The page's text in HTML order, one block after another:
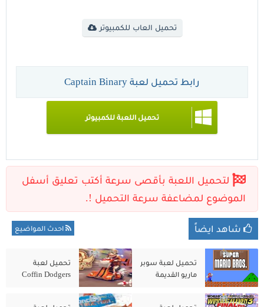
تحميل العاب للكمبيوتر
رابط تحميل لعبة Captain Binary
تحميل اللعبة للكمبيوتر
شاهد ايضاً احدث المواضيع
تحميل لعبة سوبر
ماريو القديمة
تحميل لعبة
Coffin Dodgers